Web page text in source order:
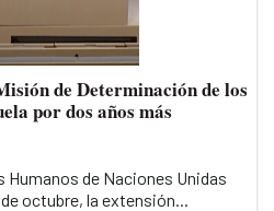
de Determinación de los
por dos años más
Humanos de Naciones Unidas
octubre, la extensión...